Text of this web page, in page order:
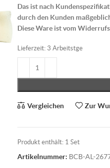
Das ist nach
durch den Kunden
Diese Ware ist vom
Lieferzeit: 3 Arbeitstge
Vergleichen Zur
Produkt enthält: 1 Set
Artikelnummer: BCB-AL-